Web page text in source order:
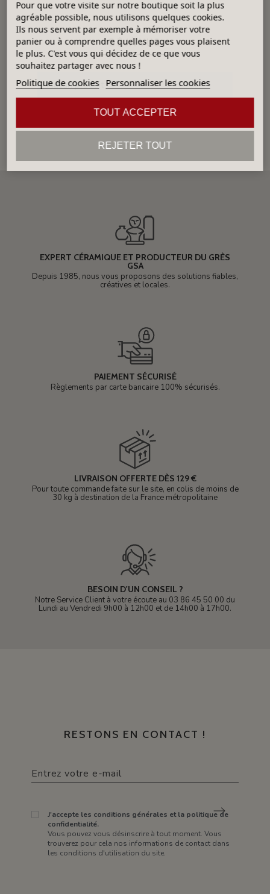
DÉJÀ VUS
Aucun produit
EXPERT CÉRAMIQUE ET PRODUCTEUR DU GRÈS
GSA
Depuis 1985, nous vous proposons des solutions fiables,
créatives et locales.
PAIEMENT SÉCURISÉ
Règlements par carte bancaire 100% sécurisés.
LIVRAISON OFFERTE DÈS 129 €
Pour toute commande faite sur le site, en colis de moins de
30 kg à destination de la France métropolitaine
BESOIN D'UN CONSEIL ?
Notre Service Client à votre écoute au 03 86 45 50 00 du
Lundi au Vendredi 9h00 à 12h00 et de 14h00 à 17h00.
RESTONS EN CONTACT !
J'accepte les conditions générales et la politique de
confidentialité.
Vous pouvez vous désinscrire à tout moment. Vous
trouverez pour cela nos informations de contact dans
les conditions d'utilisation du site.
Pour que votre visite sur notre boutique soit la plus
agréable possible, nous utilisons quelques cookies.
Ils nous servent par exemple à mémoriser votre
panier ou à comprendre quelles pages vous plaisent
le plus. C'est vous qui décidez de ce que vous
souhaitez partager avec nous !
Politique de cookies Personnaliser les cookies
REJETER TOUT
TOUT ACCEPTER